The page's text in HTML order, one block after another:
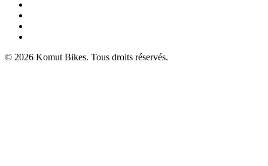
© 2026 Komut Bikes. Tous droits réservés.